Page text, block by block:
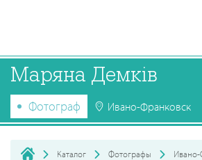
Маряна Демків
Фотограф Ивано-Франковск
Каталог Фотографы
Ивано-